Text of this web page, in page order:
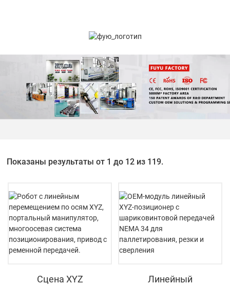
Показаны результаты от 1 до 12 из 119.
Сцена XYZ
Линейный